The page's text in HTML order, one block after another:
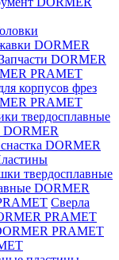
DORMER
DORMER
PRAMET
корпусов фрез
PRAMET
твердосплавные
DORMER
DORMER
твердосплавные
DORMER
Сверла
PRAMET
PRAMET